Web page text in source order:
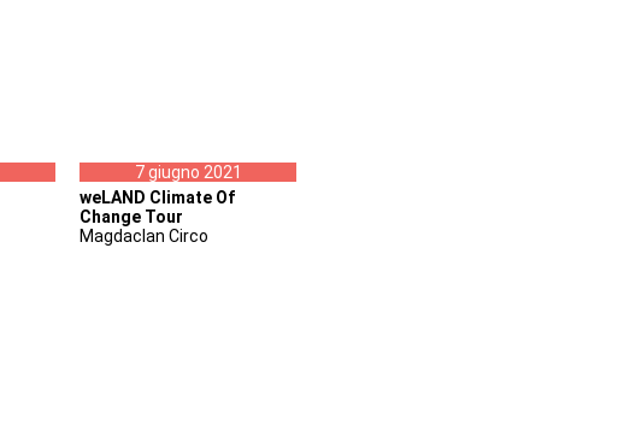
7 giugno 2021
weLAND Climate Of
Change Tour
Magdaclan Circo